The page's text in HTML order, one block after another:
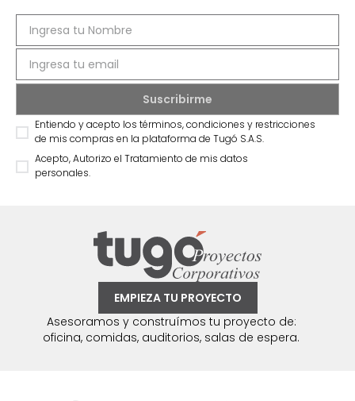
Entiendo y acepto los términos, condiciones y restricciones
de mis compras en la plataforma de Tugó S.A.S.
Acepto, Autorizo el Tratamiento de mis datos
personales.
EMPIEZA TU PROYECTO
Asesoramos y construímos tu proyecto de:
oficina, comidas, auditorios, salas de espera.